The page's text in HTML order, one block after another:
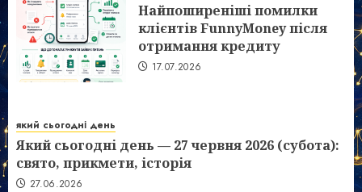
Найпоширеніші помилки
клієнтів FunnyMoney після
отримання кредиту
17.07.2026
який сьогодні день
Який сьогодні день — 27 червня 2026 (субота):
свято, прикмети, історія
27.06.2026